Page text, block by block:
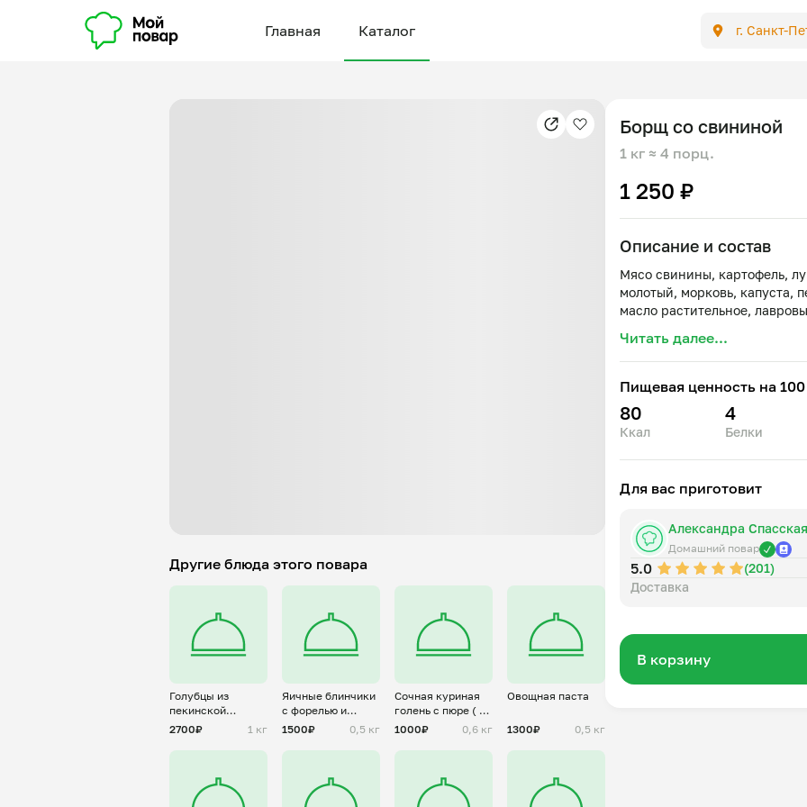
Главная Каталог г. Санкт-
Другие блюда этого повара
Голубцы из
пекинской
капусты с
2700₽ 1 кг
Яичные блинчики
с форелью и
творожным
1500₽ 0,5 кг
Сочная куриная
голень с пюре ( на
2 персоны)
1000₽ 0,6 кг
Овощная паста
1300₽ 0,5 кг
Борщ со свининой
1 кг ≈ 4 порц.
1 250 ₽
Описание и состав
Мясо свинины, картофель,
молотый, морковь, капуста,
Читать далее...
Пищевая ценность на 100
80
Ккал
4
Белки
Для вас приготовит
Александра Спасская
Домашний повар
5.0
(201)
Доставка
В корзину